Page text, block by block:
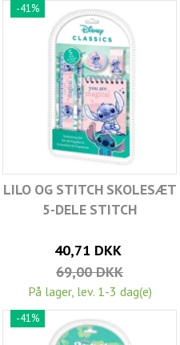
-41%
LILO OG STITCH SKOLESÆT
5-DELE STITCH
40,71 DKK
69,00 DKK
På lager, lev. 1-3 dag(e)
-41%